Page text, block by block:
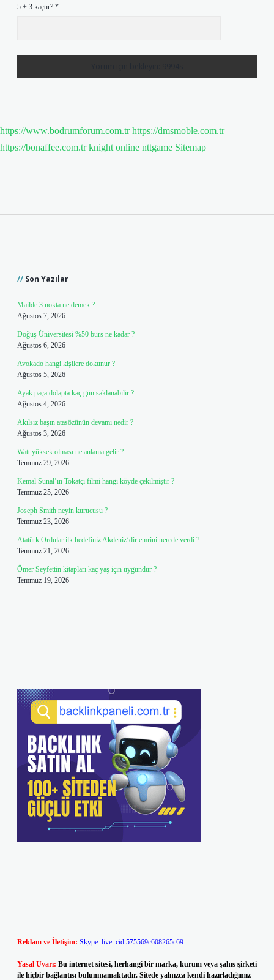
5 + 3 kaçtır? *
https://www.bodrumforum.com.tr https://dmsmoble.com.tr
https://bonaffee.com.tr knight online nttgame Sitemap
Son Yazılar
Mailde 3 nokta ne demek ?
Ağustos 7, 2026
Doğuş Üniversitesi %50 burs ne kadar ?
Ağustos 6, 2026
Avokado hangi kişilere dokunur ?
Ağustos 5, 2026
Ayak paça dolapta kaç gün saklanabilir ?
Ağustos 4, 2026
Akılsız başın atasözünün devamı nedir ?
Ağustos 3, 2026
Watt yüksek olması ne anlama gelir ?
Temmuz 29, 2026
Kemal Sunal’ın Tokatçı filmi hangi köyde çekilmiştir ?
Temmuz 25, 2026
Joseph Smith neyin kurucusu ?
Temmuz 23, 2026
Atatürk Ordular ilk hedefiniz Akdeniz’dir emrini nerede verdi ?
Temmuz 21, 2026
Ömer Seyfettin kitapları kaç yaş için uygundur ?
Temmuz 19, 2026
Reklam ve İletişim: Skype: live:.cid.575569c608265c69
Yasal Uyarı: Bu internet sitesi, herhangi bir marka, kurum veya şahıs şirketi
ile hiçbir bağlantısı bulunmamaktadır. Sitede yalnızca kendi hazırladığımız